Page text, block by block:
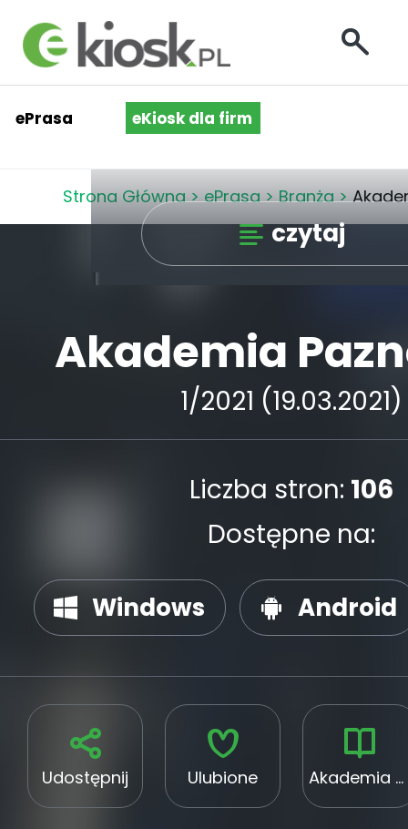
ePrasa eKiosk dla firm
Strona Główna > ePrasa > Branża >
czytaj
Akademia
1/2021 (19.03.2021)
Liczba stron: 106
Dostępne na:
Windows Android
Udostępnij Ulubione Akademia Paznokcia Sylwia Woś-Malisa